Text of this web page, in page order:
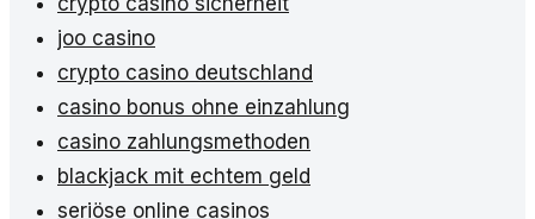
joo casino
crypto casino deutschland
casino bonus ohne einzahlung
casino zahlungsmethoden
blackjack mit echtem geld
seriöse online casinos